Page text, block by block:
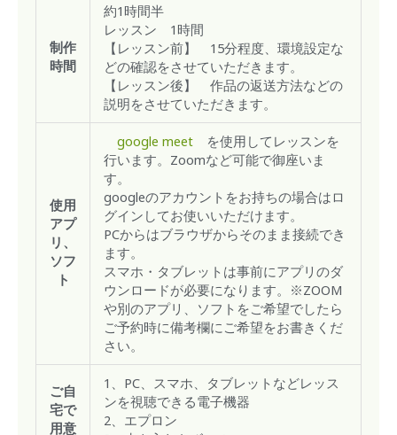
制作
時間
約1時間半
レッスン 1時間
【レッスン前】 15分程度、環境設定な
どの確認をさせていただきます。
【レッスン後】 作品の返送方法などの
説明をさせていただきます。
使用
アプ
リ、
ソフ
ト
google meetを使用してレッスンを
行います。Zoomなど可能で御座いま
す。
googleのアカウントをお持ちの場合はロ
グインしてお使いいただけます。
PCからはブラウザからそのまま接続でき
ます。
スマホ・タブレットは事前にアプリのダ
ウンロードが必要になります。※ZOOM
や別のアプリ、ソフトをご希望でしたら
ご予約時に備考欄にご希望をお書きくだ
さい。
ご自
宅で
用意
1、PC、スマホ、タブレットなどレッス
ンを視聴できる電子機器
2、エプロン